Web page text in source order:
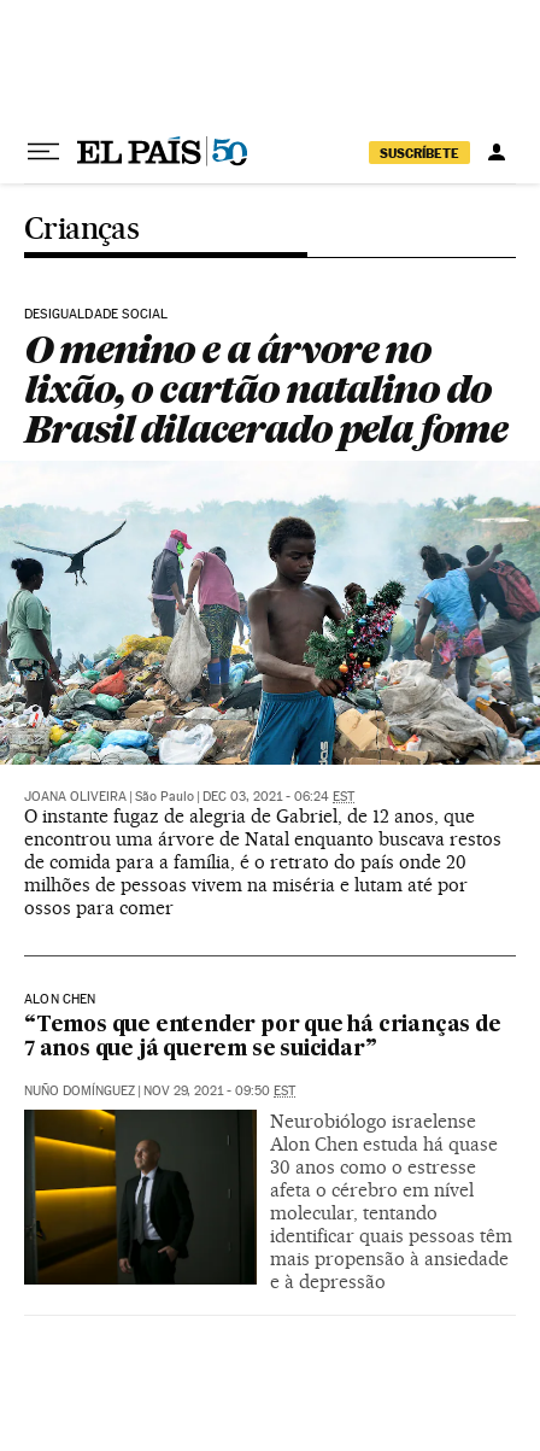
SUSCRÍBETE
Crianças
DESIGUALDADE SOCIAL
O menino e a árvore no
lixão, o cartão natalino do
Brasil dilacerado pela fome
JOANA OLIVEIRA São Paulo DEC 03, 2021 - 06:24 EST
O instante fugaz de alegria de Gabriel, de 12 anos, que
encontrou uma árvore de Natal enquanto buscava restos
de comida para a família, é o retrato do país onde 20
milhões de pessoas vivem na miséria e lutam até por
ossos para comer
ALON CHEN
“Temos que entender por que há crianças de
7 anos que já querem se suicidar”
NUÑO DOMÍNGUEZ NOV 29, 2021 - 09:50 EST
Neurobiólogo israelense
Alon Chen estuda há quase
30 anos como o estresse
afeta o cérebro em nível
molecular, tentando
identificar quais pessoas têm
mais propensão à ansiedade
e à depressão